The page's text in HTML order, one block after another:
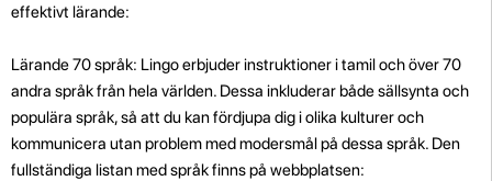
effektivt lärande:
Lärande 70 språk: Lingo erbjuder instruktioner i tamil och över 70
andra språk från hela världen. Dessa inkluderar både sällsynta och
populära språk, så att du kan fördjupa dig i olika kulturer och
kommunicera utan problem med modersmål på dessa språk. Den
fullständiga listan med språk finns på webbplatsen: